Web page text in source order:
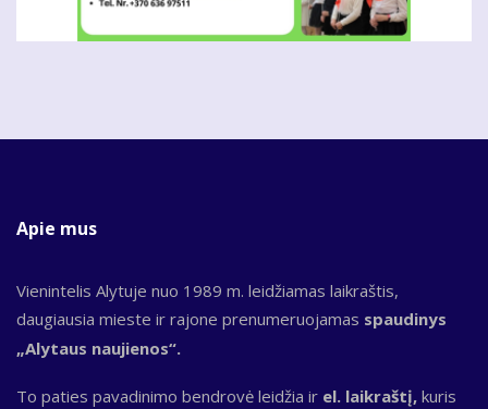
Apie mus
Vienintelis Alytuje nuo 1989 m. leidžiamas laikraštis,
daugiausia mieste ir rajone prenumeruojamas spaudinys
„Alytaus naujienos“.
To paties pavadinimo bendrovė leidžia ir el. laikraštį, kuris